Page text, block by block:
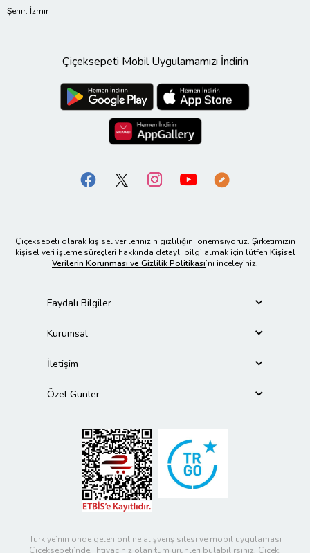
Şehir: İzmir
Çiçeksepeti Mobil Uygulamamızı İndirin
Çiçeksepeti olarak kişisel verilerinizin gizliliğini önemsiyoruz. Şirketimizin
kişisel veri işleme süreçleri hakkında detaylı bilgi almak için lütfen Kişisel
Verilerin Korunması ve Gizlilik Politikası’nı inceleyiniz.
Faydalı Bilgiler
Kurumsal
İletişim
Özel Günler
Türkiye’nin önde gelen online alışveriş sitesi ve mobil uygulaması
Çiçeksepeti’nde, ihtiyacınız olan tüm ürünleri bulabilirsiniz. Çiçek,